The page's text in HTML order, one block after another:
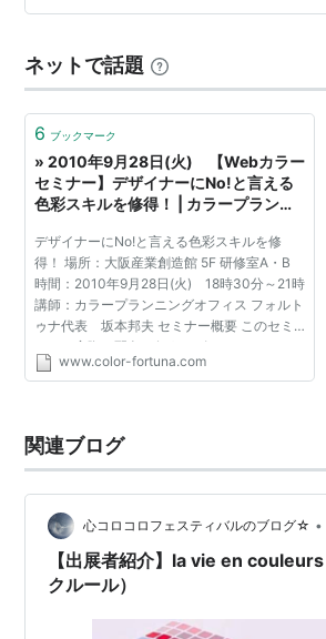
の色ではなく、それによってその方の
さや人とは違う自分の魅力を色を通し
るため、自信を持ち仕事に対してモチ
ネットで話題
6 ブックマーク
» 2010年9月28日(火) 【Webカラー
セミナー】デザイナーにNo!と言える
色彩スキルを修得！ | カラープランニ
デザイナーにNo!と言える色彩スキルを修
得！ 場所：大阪産業創造館 5F 研修室A・B
時間：2010年9月28日(火) 18時30分～21時
講師：カラープランニングオフィス フォルト
ゥナ代表 坂本邦夫 セミナー概要 このセミ
ナーは実際に配色を行うデザイナーではな
く、ウェブの発注者やディレクターなど、他
www.color-fortuna.com
関連ブログ
心コロコロフェスティバルのブログ☆ •
【出展者紹介】la vie en
クルール）